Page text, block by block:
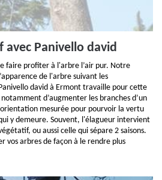
avec Panivello david
faire profiter à l'arbre l’air pur. Notre
de l'arbre suivant les
david à Ermont travaille pour cette
d’augmenter les branches d’un
mesurée pour pourvoir la vertu
y demeure. Souvent, l'élagueur intervient
ou aussi celle qui sépare 2 saisons.
vos arbres de façon à le rendre plus